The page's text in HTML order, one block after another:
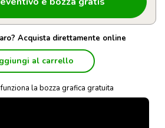
Acquista direttamente online
al carrello
la bozza grafica gratuita